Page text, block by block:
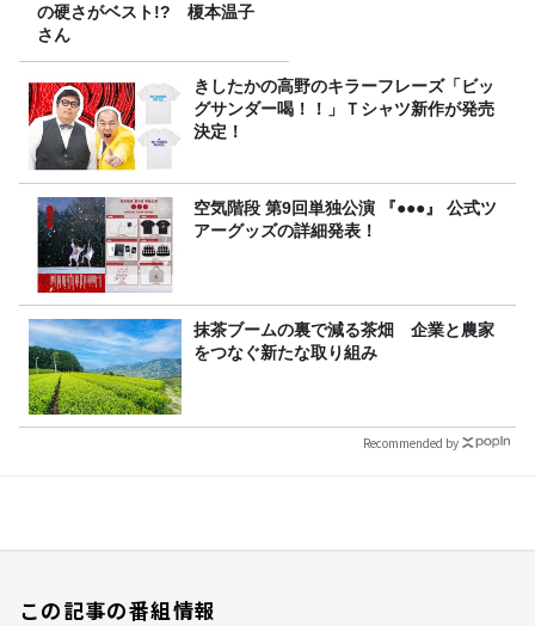
の硬さがベスト!? 榎本温子
さん
きしたかの高野のキラーフレーズ「ビッ
グサンダー喝！！」Ｔシャツ新作が発売
決定！
空気階段 第9回単独公演 『●●●』 公式ツ
アーグッズの詳細発表！
抹茶ブームの裏で減る茶畑 企業と農家
をつなぐ新たな取り組み
Recommended by
この記事の番組情報